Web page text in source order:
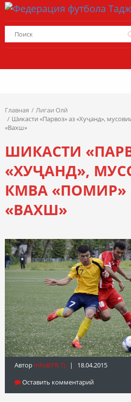
Главная
Лигаи Олӣ
Шикасти «Парвоз» аз «Хуҷанд»,
«Вахш»
ШИКАСТИ
«ХУҶАНД»,
КМВА «ПОМИР»
«ВАХШ»
Автор Info@fft.tj | 18.04.2015
Оставить комментарий